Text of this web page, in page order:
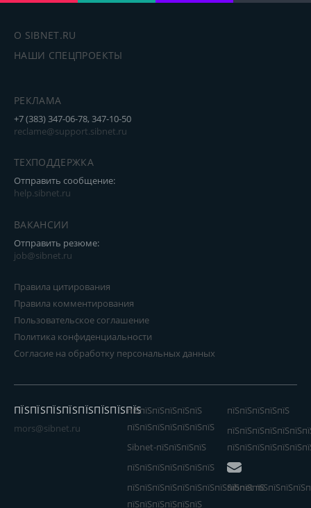
О SIBNET.RU
НАШИ СПЕЦПРОЕКТЫ
РЕКЛАМА
+7 (383) 347-06-78, 347-10-50
reclame@support.sibnet.ru
ТЕХПОДДЕРЖКА
Отправить сообщение:
help.sibnet.ru
ВАКАНСИИ
Отправить резюме:
job@sibnet.ru
Правила цитирования
Правила комментирования
Пользовательское соглашение
Политика конфиденциальности
Согласие на обработку персональных данных
ПЇЅПЇЅПЇЅПЇЅПЇЅПЇЅПЇЅПЇЅ
mors@sibnet.ru
пїЅпїЅпїЅпїЅпїЅпїЅ
пїЅпїЅпїЅпїЅпїЅпїЅпїЅ
Sibnet-пїЅпїЅпїЅпїЅ
пїЅпїЅпїЅпїЅпїЅ
пїЅпїЅпїЅпїЅпїЅпїЅпїЅ
пїЅпїЅпїЅпїЅпїЅпїЅпїЅпїЅпїЅпїЅпїЅ
пїЅпїЅпїЅпїЅпїЅпїЅ
Sibnet